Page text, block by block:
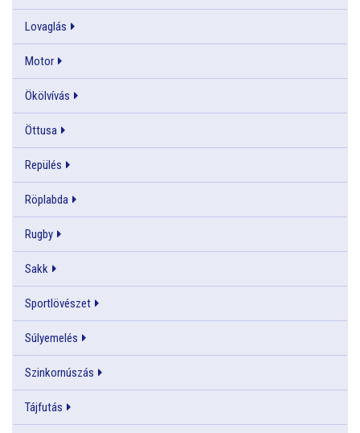
Lovaglás
Motor
Ökölvívás
Öttusa
Repülés
Röplabda
Rugby
Sakk
Sportlövészet
Súlyemelés
Szinkornúszás
Tájfutás